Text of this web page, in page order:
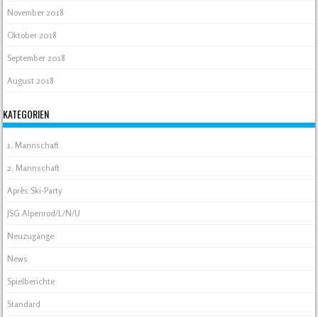
November 2018
Oktober 2018
September 2018
August 2018
KATEGORIEN
1. Mannschaft
2. Mannschaft
Après Ski-Party
JSG Alpenrod/L/N/U
Neuzugänge
News
Spielberichte
Standard